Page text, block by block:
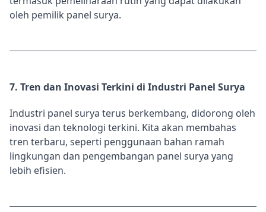
oleh pemilik panel surya.
7. Tren dan Inovasi Terkini di Industri Panel Surya
Industri panel surya terus berkembang, didorong oleh
inovasi dan teknologi terkini. Kita akan membahas
tren terbaru, seperti penggunaan bahan ramah
lingkungan dan pengembangan panel surya yang
lebih efisien.